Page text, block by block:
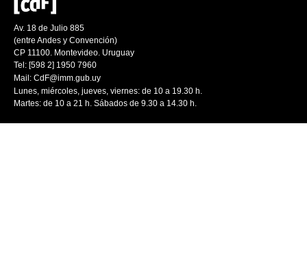
Av. 18 de Julio 885
(entre Andes y Convención)
CP 11100. Montevideo. Uruguay
Tel: [598 2] 1950 7960
Mail: CdF@imm.gub.uy
Lunes, miércoles, jueves, viernes: de 10 a 19.30 h.
Martes: de 10 a 21 h. Sábados de 9.30 a 14.30 h.